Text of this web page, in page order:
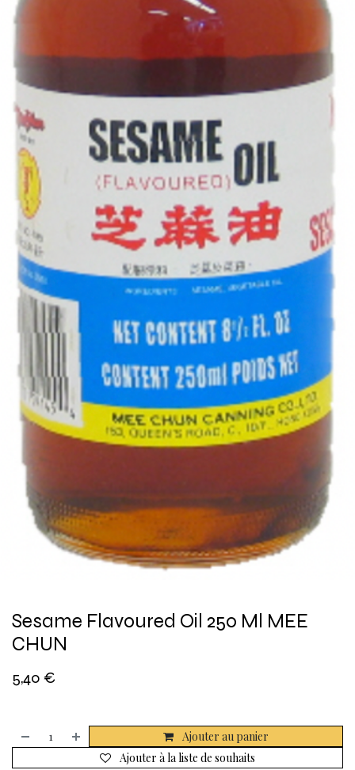
Sesame Flavoured Oil 250 Ml MEE
CHUN
5,40 €
Ajouter au panier
Ajouter à la liste de souhaits